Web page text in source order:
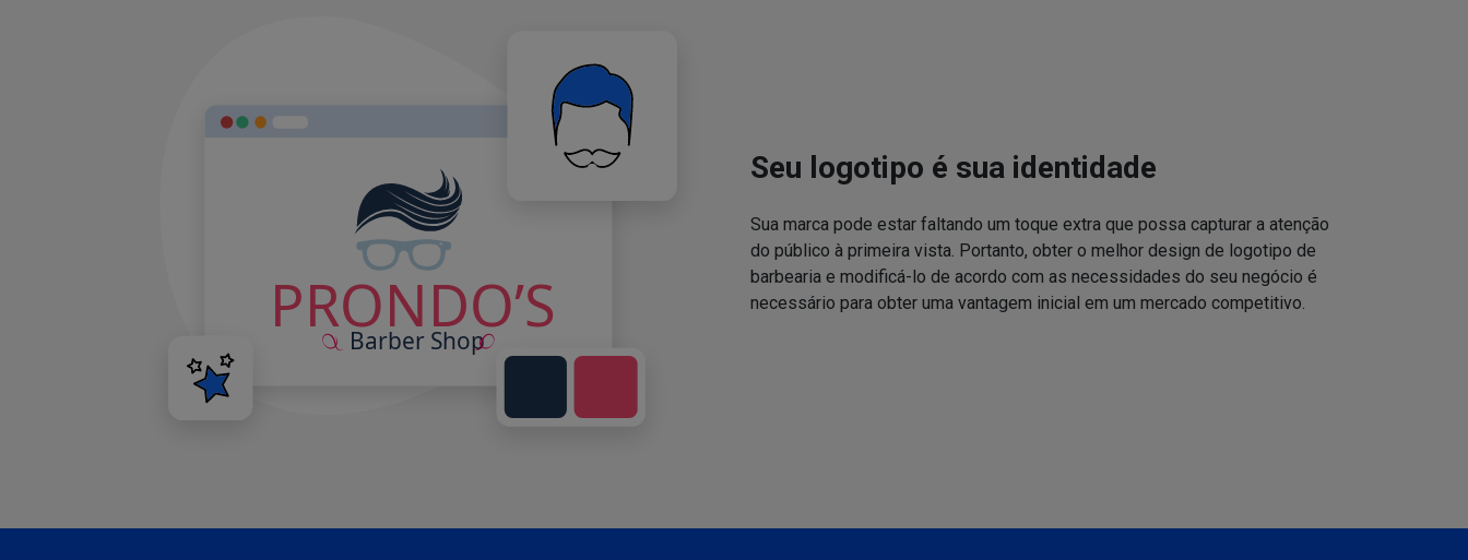
Seu logotipo é sua identidade
Sua marca pode estar faltando um toque extra que possa capturar a atenção
do público à primeira vista. Portanto, obter o melhor design de logotipo de
barbearia e modificá-lo de acordo com as necessidades do seu negócio é
necessário para obter uma vantagem inicial em um mercado competitivo.